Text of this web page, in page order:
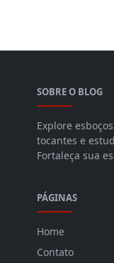
SOBRE O BLOG
Explore
tocantes e
Fortaleça sua
PÁGINAS
Home
Contato